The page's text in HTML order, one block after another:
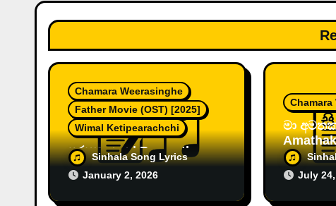
o
n
Chamara Weerasinghe
Father Movie (OST) [2025]
Wimal Ketipearachchi
පරසතු යාය | Parasathu
Yaya by Chamara
Weerasinghe [2026]
Sinhala Song Lyrics
January 2, 2026
Chamara
මා
July